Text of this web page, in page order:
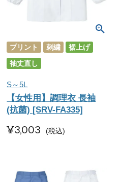
プリント 刺繍
裾上げ
袖丈直し
S～5L
【女性用】調理衣 長袖
(抗菌) [SRV-FA335]
¥3,003 税込